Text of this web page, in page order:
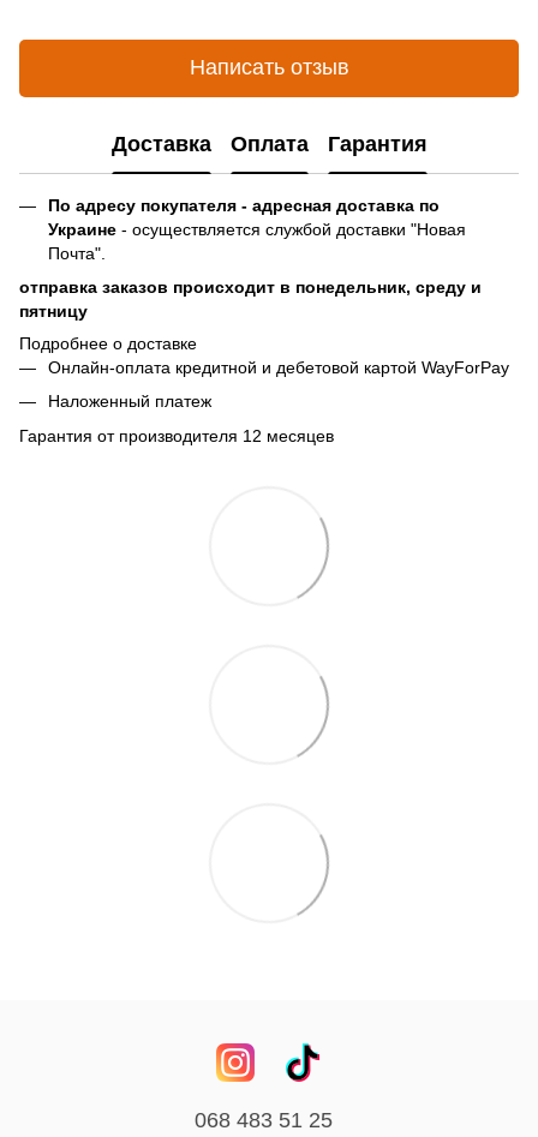
Написать отзыв
Доставка Оплата Гарантия
По адресу покупателя - адресная доставка по
Украине - осуществляется службой доставки "Новая
Почта".
отправка заказов происходит в понедельник, среду и
пятницу
Подробнее о доставке
Онлайн-оплата кредитной и дебетовой картой WayForPay
Наложенный платеж
Гарантия от производителя 12 месяцев
068 483 51 25